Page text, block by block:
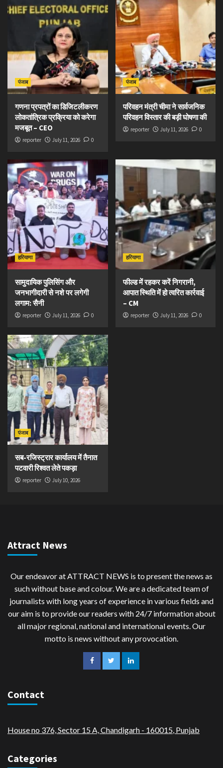
पंजाब
गणना प्रपत्रों का डिजिटलीकरण
लोकतांत्रिक प्रक्रिया को करेगा
मजबूत – CEO
reporter July 11, 2026 0
पंजाब
परिवहन मंत्री चीमा ने सार्वजनिक
परिवहन विस्तार की बड़ी घोषणा की
reporter July 11, 2026 0
हरियाणा
सामुदायिक पुलिसिंग और
जनभागीदारी से नशे पर लगेगी
लगाम: सैनी
reporter July 11, 2026 0
हरियाणा
फील्ड में रहकर करें निगरानी,
आपात स्थिति में हो त्वरित कार्रवाई
– CM
reporter July 11, 2026 0
पंजाब
सब-रजिस्ट्रार कार्यालय में तैनात
पटवारी रिश्वत लेते पकड़ा
reporter July 10, 2026
Attract News
Our endeavor at ATTRACT NEWS is to present the news as
such without base and colour. We are a dedicated team of
journalists with long years of experience in various fields and
our aim is to provide our readers with 24/7 information about
all major regional, national and international events. Our
motto is news without any provocation.
Contact
House no 376, Sector 15 A, Chandigarh - 160015 Punjab
Categories